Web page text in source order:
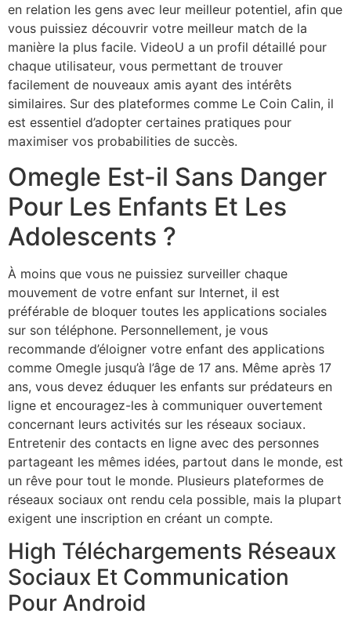
en relation les gens avec leur meilleur potentiel, afin que
vous puissiez découvrir votre meilleur match de la
manière la plus facile. VideoU a un profil détaillé pour
chaque utilisateur, vous permettant de trouver
facilement de nouveaux amis ayant des intérêts
similaires. Sur des plateformes comme Le Coin Calin, il
est essentiel d’adopter certaines pratiques pour
maximiser vos probabilities de succès.
Omegle Est-il Sans Danger
Pour Les Enfants Et Les
Adolescents ?
À moins que vous ne puissiez surveiller chaque
mouvement de votre enfant sur Internet, il est
préférable de bloquer toutes les applications sociales
sur son téléphone. Personnellement, je vous
recommande d’éloigner votre enfant des applications
comme Omegle jusqu’à l’âge de 17 ans. Même après 17
ans, vous devez éduquer les enfants sur prédateurs en
ligne et encouragez-les à communiquer ouvertement
concernant leurs activités sur les réseaux sociaux.
Entretenir des contacts en ligne avec des personnes
partageant les mêmes idées, partout dans le monde, est
un rêve pour tout le monde. Plusieurs plateformes de
réseaux sociaux ont rendu cela possible, mais la plupart
exigent une inscription en créant un compte.
High Téléchargements Réseaux
Sociaux Et Communication
Pour Android